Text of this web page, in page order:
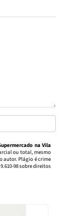
na Vila
ou total, mesmo
autor. Plágio é crime
9.610-98 sobre direitos